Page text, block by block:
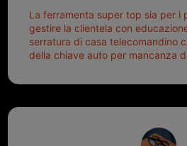
La ferramenta super top sia per i
gestire la clientela con
serratura di casa telecomandino
della chiave auto per mancanza
meglio ferramenta de ostia e poi